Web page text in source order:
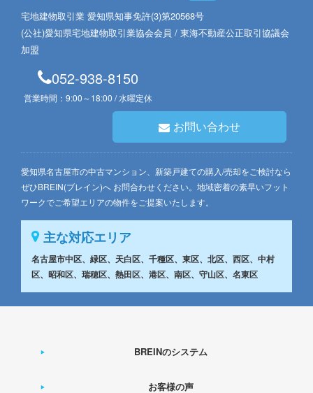
宅地建物取引業 愛知県知事免許(3)第20568号
(公社)愛知県宅地建物取引業協会会員 / 東海不動産公正取引協議会
加盟
052-938-8150
営業時間：9:00～18:00 / 水曜定休
お問い合わせ
愛知県名古屋市の中古マンション、新築戸建ての購入/売却をご検討なら
ぜひBREIN(ブレイン)へ お問合わせください。地域密着の素早いフット
ワークでご希望エリアの物件をご提案いたします。
主な対応エリア
名古屋市中区、緑区、天白区、千種区、東区、北区、西区、中村
区、昭和区、瑞穂区、熱田区、港区、南区、守山区、名東区
BREINのシステム
お客様の声